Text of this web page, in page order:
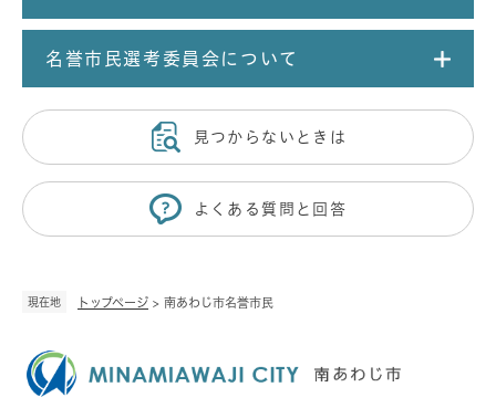
現在地 トップページ > 南あわじ市名誉市民
名誉市民選考委員会について
見つからないときは
よくある質問と回答